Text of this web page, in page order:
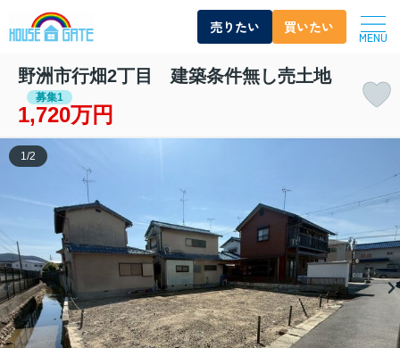
売りたい 買いたい
MENU
野洲市行畑2丁目 建築条件無し売土地
募集1
1,720万円
1 /2